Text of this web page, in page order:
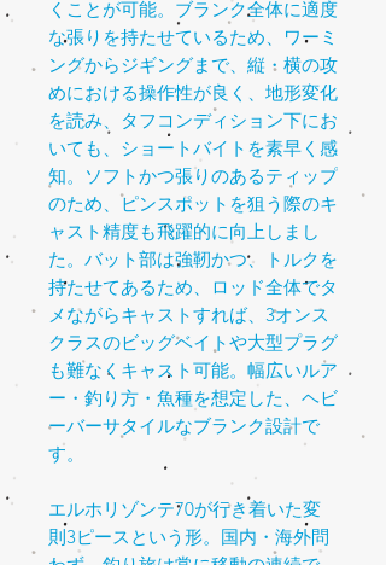
くことが可能。ブランク全体に適度
な張りを持たせているため、ワーミ
ングからジギングまで、縦・横の攻
めにおける操作性が良く、地形変化
を読み、タフコンディション下にお
いても、ショートバイトを素早く感
知。ソフトかつ張りのあるティップ
のため、ピンスポットを狙う際のキ
ャスト精度も飛躍的に向上しまし
た。バット部は強靭かつ、トルクを
持たせてあるため、ロッド全体でタ
メながらキャストすれば、 3オンス
クラスのビッグベイトや大型プラグ
も難なくキャスト可能。幅広いルア
ー・釣り方・魚種を想定した、ヘビ
ーバーサタイルなブランク設計で
す。
エルホリゾンテ70が行き着いた変
則 3ピースという形。国内・海外問